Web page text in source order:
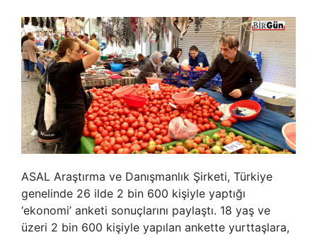
ASAL Araştırma ve Danışmanlık Şirketi, Türkiye
genelinde 26 ilde 2 bin 600 kişiyle yaptığı
‘ekonomi’ anketi sonuçlarını paylaştı. 18 yaş ve
üzeri 2 bin 600 kişiyle yapılan ankette yurttaşlara,